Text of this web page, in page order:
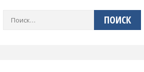
Найти: